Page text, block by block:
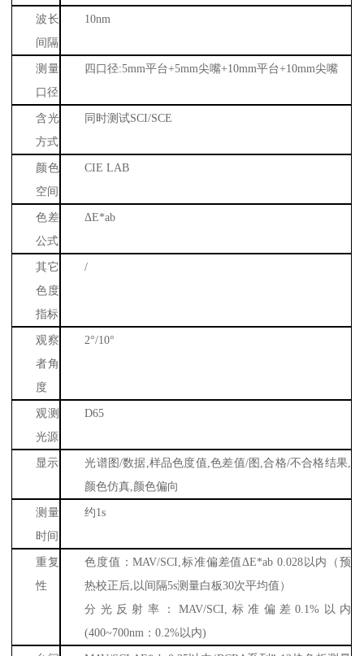
波长
间隔
10nm
测量
口径
四口径:5mm平台+5mm尖嘴+10mm平台+10mm尖嘴
含光
方式
同时测试SCI/SCE
颜色
空间
CIE LAB
色差
公式
ΔE*ab
其它
色度
指标
/
观察
者角
度
2°/10°
观测
光源
D65
显示 光谱图 /数据 样品色度值 色差值/图 ,合格/不合格结果
颜色仿真 颜色偏向
测量
时间
约1s
重复
性
色度值：MAV/SCI, 标准偏差值ΔE*ab 0.028以内（预
热校正后 以间隔5s测量白板30次平均值）
分光反射率：MAV/SCI, 标准偏差0.1% 以内
(400~700nm ：0.2%以内)